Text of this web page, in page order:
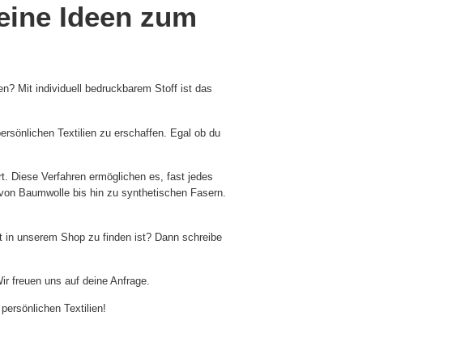
Ideen zum
Mit individuell bedruckbarem Stoff ist das
Textilien zu erschaffen. Egal ob du
Diese Verfahren ermöglichen es, fast jedes
Baumwolle bis hin zu synthetischen Fasern.
unserem Shop zu finden ist? Dann schreibe
freuen uns auf deine Anfrage.
Textilien!